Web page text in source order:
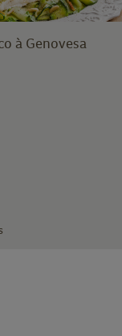
à Genovesa